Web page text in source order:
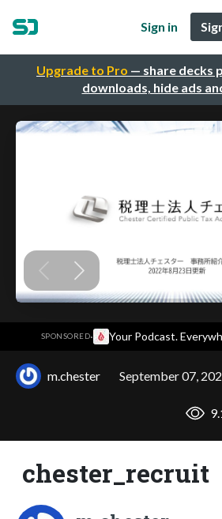
Upgrade to Pro — share decks
downloads, hide ads
Sign in
SPONSORED· Your Podcast.
m.chester September 07,
chester_recruit